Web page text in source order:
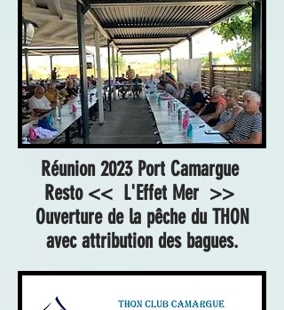
Réunion 2023 Port Camargue
Resto << L'Effet Mer >>
Ouverture de la pêche du THON
avec attribution des bagues.